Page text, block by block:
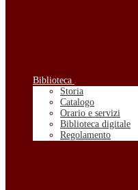
Biblioteca
Storia
Catalogo
Orario e servizi
Biblioteca digitale
Regolamento